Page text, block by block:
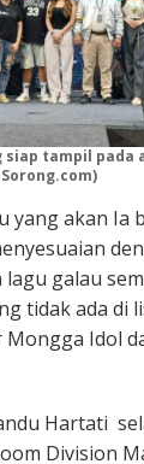
siap tampil pada
akan Ia
lagu galau
tidak ada di
Idol
Hartati
Division